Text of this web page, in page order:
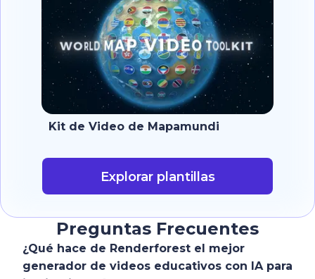
Kit de Video de Mapamundi
Explorar plantillas
Preguntas Frecuentes
¿Qué hace de Renderforest el mejor
generador de videos educativos con IA para